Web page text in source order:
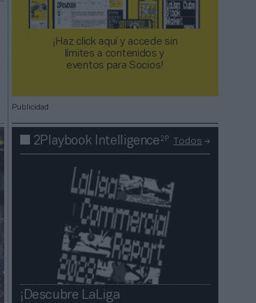
¡Haz click aquí y accede sin
límites a contenidos y
eventos para Socios!​​​​​​​
Publicidad
2Playbook Intelligence2P Todos
¡Descubre LaLiga